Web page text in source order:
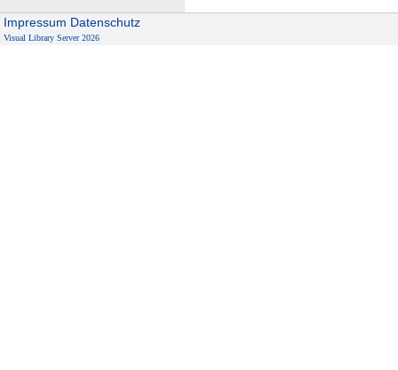
Impressum Datenschutz
Visual Library Server 2026